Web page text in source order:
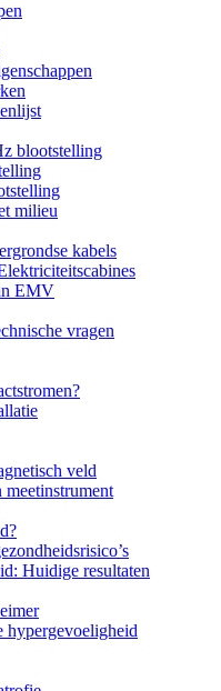
blootstelling
milieu
kabels
EMV
vragen
veld
meetinstrument
Huidige resultaten
hypergevoeligheid